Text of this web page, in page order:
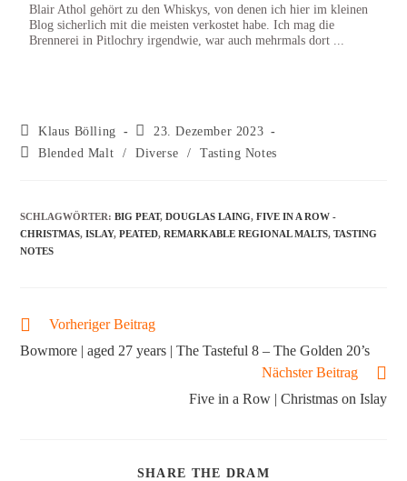
Blair Athol gehört zu den Whiskys, von denen ich hier im kleinen
Blog sicherlich mit die meisten verkostet habe. Ich mag die
Brennerei in Pitlochry irgendwie, war auch mehrmals dort ...
Klaus Bölling
23. Dezember 2023
Blended Malt
/ Diverse / Tasting Notes
SCHLAGWÖRTER:BIG PEAT, DOUGLAS LAING, FIVE IN A ROW -
CHRISTMAS, ISLAY, PEATED, REMARKABLE REGIONAL MALTS, TASTING
NOTES
Vorheriger Beitrag
Bowmore | aged 27 years | The Tasteful 8 – The Golden 20’s
Nächster Beitrag
Five in a Row | Christmas on Islay
SHARE THE DRAM